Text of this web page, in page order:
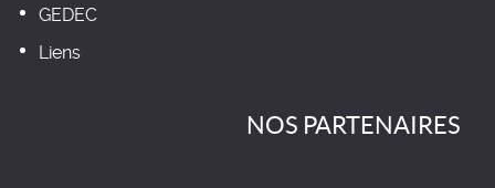
GEDEC
Liens
NOS PARTENAIRES